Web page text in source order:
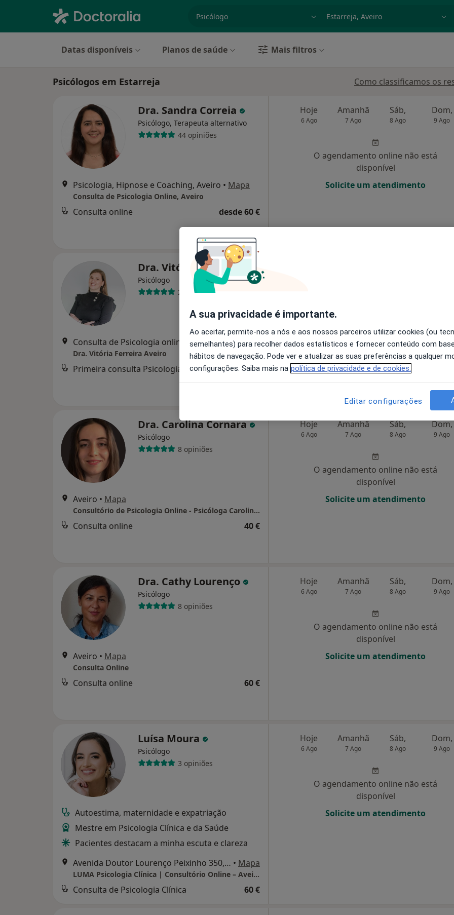
especialidade, doença ou nome
Datas disponíveis Planos de saúde Mais filtros
Psicólogos em Estarreja Como classificamos os
Dra. Sandra Correia
Psicólogo, Terapeuta alternativo
44 opiniões
Psicologia, Hipnose e Coaching, Aveiro • Mapa
Consulta de Psicologia Online, Aveiro
Consulta online desde 60 €
Hoje
6 Ago
Amanhã
7 Ago
Sáb,
8 Ago
Dom,
9 Ago
O agendamento online não está
disponível
Solicite um atendimento
Dra. Vitória Ferreira
Psicólogo
27 opiniões
Consulta de Psicologia online, Aveiro •Mapa
Dra. Vitória Ferreira Aveiro
Primeira consulta Psicologia desde 55 €
O agendamento online não está
Solicite um atendimento
Dra. Carolina Cornara
Psicólogo
8 opiniões
Aveiro • Mapa
Consultório de Psicologia Online - Psicóloga Carolina Cornara
Consulta online 40 €
Hoje
6 Ago
Amanhã
7 Ago
Sáb,
8 Ago
Dom,
9 Ago
O agendamento online não está
disponível
Solicite um atendimento
Dra. Cathy Lourenço
Psicólogo
8 opiniões
Aveiro • Mapa
Consulta Online
Consulta online 60 €
Hoje
6 Ago
Amanhã
7 Ago
Sáb,
8 Ago
Dom,
9 Ago
O agendamento online não está
disponível
Solicite um atendimento
Luísa Moura
Psicólogo
3 opiniões
Autoestima, maternidade e expatriação
Mestre em Psicologia Clínica e da Saúde
Pacientes destacam a minha escuta e clareza
Avenida Doutor Lourenço Peixinho 350, Aveiro • Mapa
LUMA Psicologia Clínica | Consultório Online – Aveiro
Consulta de Psicologia Clínica 60 €
Hoje
6 Ago
Amanhã
7 Ago
Sáb,
8 Ago
Dom,
9 Ago
O agendamento online não está
disponível
Solicite um atendimento
A sua privacidade é importante.
Ao aceitar, permite-nos a nós e aos nossos parceiros utilizar cookies (ou
semelhantes) para recolher dados estatísticos e fornecer conteúdo com
hábitos de navegação. Pode ver e atualizar as suas preferências a qualquer
configurações. Saiba mais na política de privacidade e de cookies.
Editar configurações